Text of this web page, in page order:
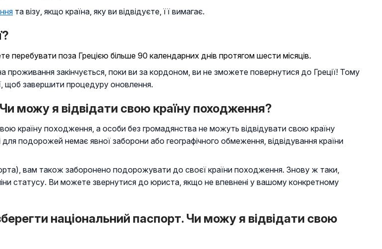
та візу, якщо країна, яку ви відвідуєте, її вимагає.
поза Грецією більше 90 календарних днів протягом шести місяців.
закінчується, поки ви за кордоном, ви не зможете повернутися до Греції! Тому
щоб завершити процедуру оновлення.
можу я відвідати свою країну походження?
країну походження, а особи без громадянства не можуть відвідувати свою країну
подорожей немає явної заборони або географічного обмеження, відвідування країни
вам також заборонено подорожувати до своєї країни походження. Знову ж таки,
статусу. Ви можете звернутися до юриста, якщо не впевнені у вашому конкретному
національний паспорт. Чи можу я відвідати свою